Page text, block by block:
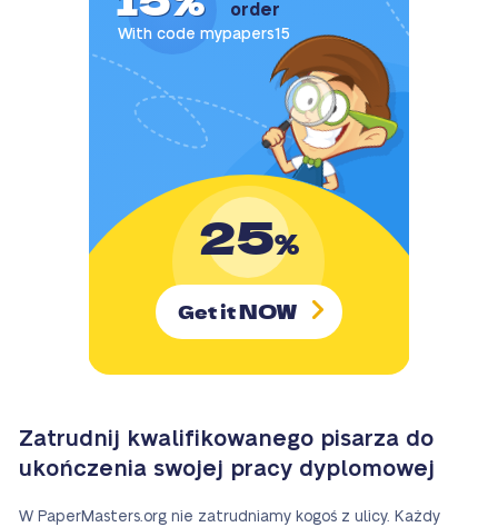
order
With code mypapers15
25%
Get itNOW
Zatrudnij kwalifikowanego pisarza do
ukończenia swojej pracy dyplomowej
W PaperMasters.org nie zatrudniamy kogoś z ulicy. Każdy